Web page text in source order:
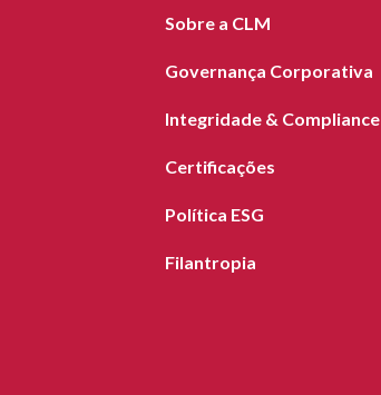
Sobre a CLM
Governança Corporativa
Integridade & Compliance
Certificações
Política ESG
Filantropia